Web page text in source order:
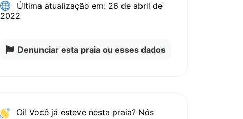
Última atualização em: 26 de abril de
2022
Denunciar esta praia ou esses dados
Oi! Você já esteve nesta praia? Nós